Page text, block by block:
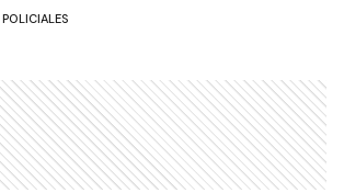
POLICIALES